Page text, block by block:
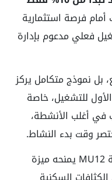
فرصة استثمارية
فعلي مدعوم بإدارة
بل نموذج متكامل يركز
للتشغيل، خاصة
في أغلب الأنشطة،
وقت بدء النشاط.
كما أن وجود المشروع داخل منطقة MU12 يمنحه ميزة